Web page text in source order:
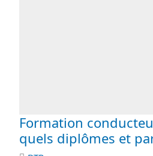
Formation
quels diplômes et